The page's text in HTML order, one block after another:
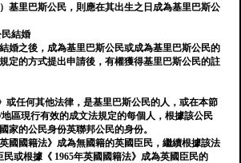
基里巴斯公民，則應在其出生之日成為基里巴斯公
結婚
婚之後，成為基里巴斯公民或成為基里巴斯公民的
定的方式提出申請後，有權獲得基里巴斯公民的註
或任何其他法律，是基里巴斯公民的人，或在本節
區現行有效的成文法規定的每個人，根據該公民
家的公民身份英聯邦公民的身份。
國國籍法》成為無國籍的英國臣民，繼續根據該法
民或根據《 1965年英國國籍法》成為英國臣民的